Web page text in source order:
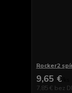
Rocker2
9,65 €
7,85 € bez